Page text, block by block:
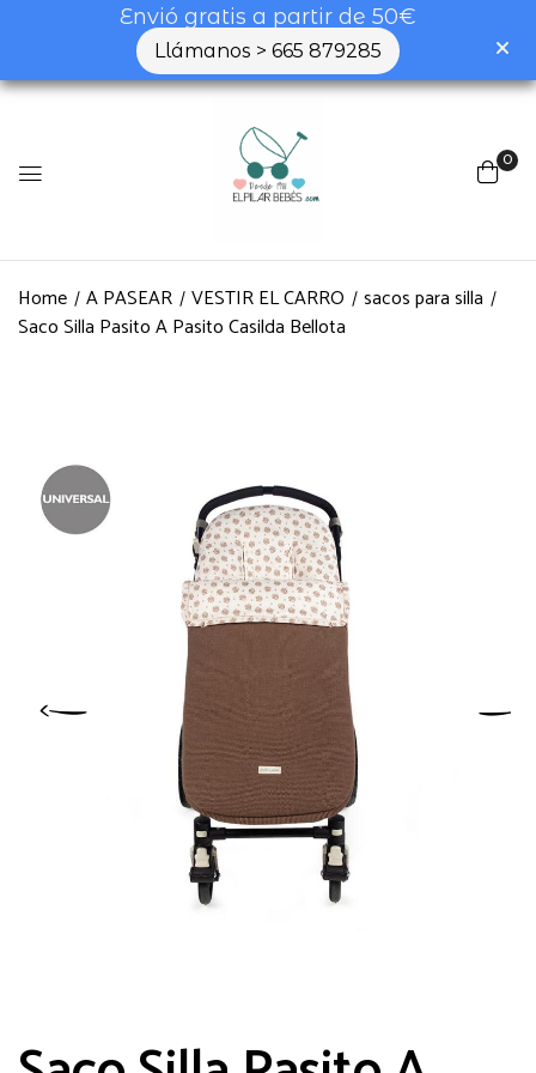
Envió gratis a partir de 50€
Llámanos > 665 879285
0
Home A PASEAR VESTIR EL CARRO
sacos para silla
Saco Silla Pasito A Pasito Casilda Bellota